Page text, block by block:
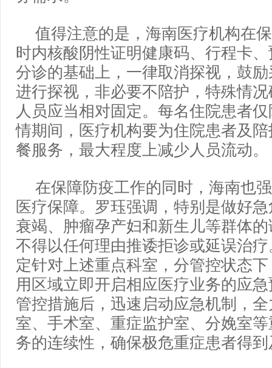
值得注意的是，海南医疗机构在
时内核酸阴性证明健康码、行程卡
分诊的基础上，一律取消探视，鼓
进行探视，非必要不陪护，特殊情
人员应当相对固定。每名住院患者
情期间，医疗机构要为住院患者及
餐服务，最大程度上减少人员流动。
在保障防疫工作的同时，海南也
医疗保障。罗珏强调，特别是做好
衰竭、肿瘤孕产妇和新生儿等群体
不得以任何理由推诿拒诊或延误治
定针对上述重点科室，分管控状态
用区域立即开启相应医疗业务的应
管控措施后，迅速启动应急机制，
室、手术室、重症监护室、分娩室
务的连续性，确保极危重症患者得